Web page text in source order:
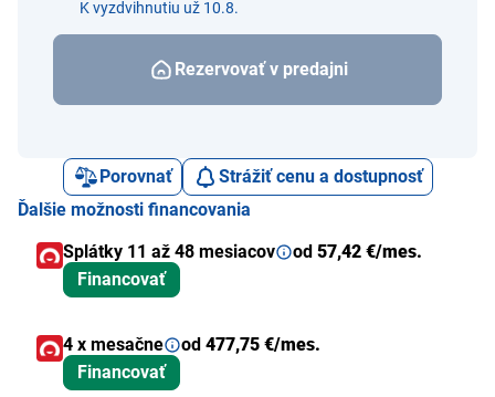
K vyzdvihnutiu už 10.8.
Rezervovať v predajni
Porovnať
Strážiť cenu a dostupnosť
Ďalšie možnosti financovania
Splátky 11 až 48 mesiacov
od 57,42 €/mes.
Financovať
4 x mesačne od 477,75 €/mes.
Financovať